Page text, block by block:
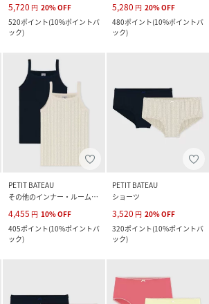
5,720 円 20%OFF
520ポイント(10%ポイントバ
ック)
5,280 円 20%OFF
480ポイント(10%ポイントバ
ック)
PETIT BATEAU
その他のインナー・ルームウェア
4,455 円 10%OFF
405ポイント(10%ポイントバ
ック)
PETIT BATEAU
ショーツ
3,520 円 20%OFF
320ポイント(10%ポイントバ
ック)